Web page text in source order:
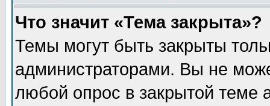
Что значит «Тема закрыта»?
Темы могут быть закрыты
администраторами. Вы не
любой опрос в закрытой теме